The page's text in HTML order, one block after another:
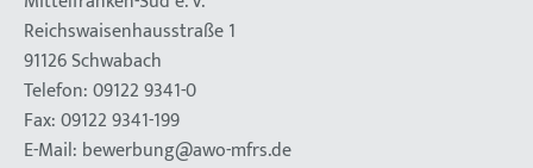
Reichswaisenhausstraße 1
91126 Schwabach
Telefon: 09122 9341-0
Fax: 09122 9341-199
E-Mail: bewerbung@awo-mfrs.de